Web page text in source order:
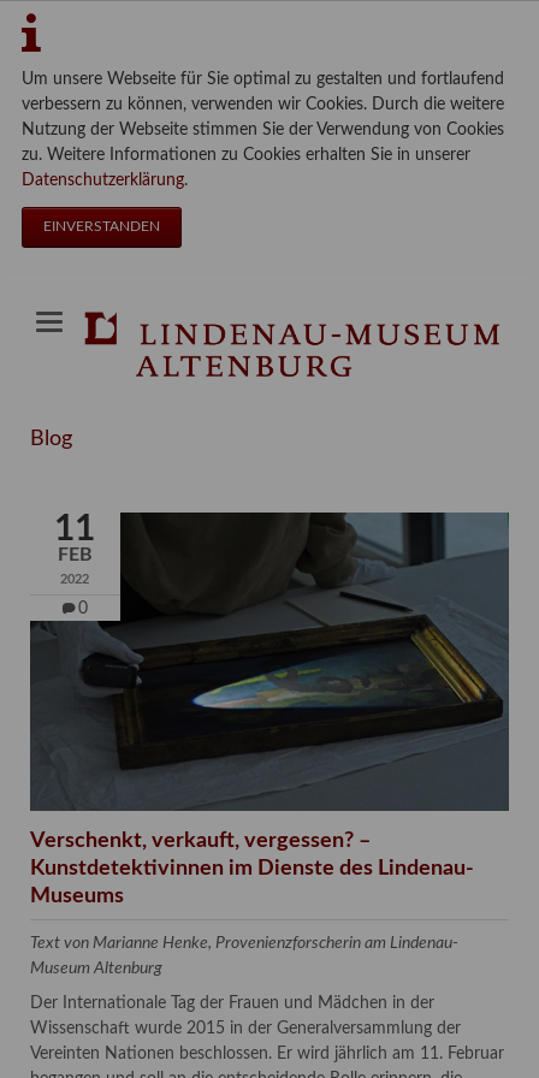
Um unsere Webseite für Sie optimal zu gestalten und fortlaufend
verbessern zu können, verwenden wir Cookies. Durch die weitere
Nutzung der Webseite stimmen Sie der Verwendung von Cookies
zu. Weitere Informationen zu Cookies erhalten Sie in unserer
Datenschutzerklärung.
EINVERSTANDEN
Blog
11
FEB
2022
0
Verschenkt, verkauft, vergessen? –
Kunstdetektivinnen im Dienste des Lindenau-
Museums
Text von Marianne Henke, Provenienzforscherin am Lindenau-
Museum Altenburg
Der Internationale Tag der Frauen und Mädchen in der
Wissenschaft wurde 2015 in der Generalversammlung der
Vereinten Nationen beschlossen. Er wird jährlich am 11. Februar